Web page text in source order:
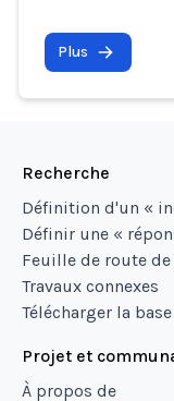
Plus
Recherche
Définition d'un «
Définir une «
Feuille de route de
Travaux connexes
Télécharger la
Projet et
À propos de